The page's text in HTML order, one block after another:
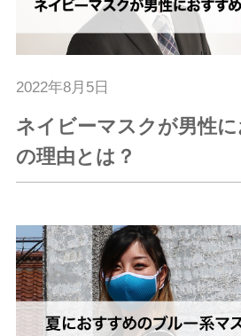
ネイビーマスクが男性
の理由とは？
2022年8月5日